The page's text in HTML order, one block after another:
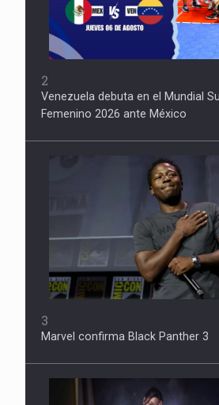
2
Venezuela debuta en el Mundial
Femenino 2026 ante México
3
Marvel confirma Black Panther 3